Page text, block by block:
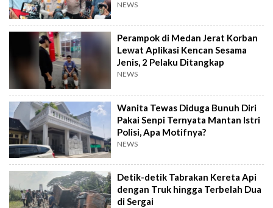
NEWS
Perampok di Medan Jerat Korban
Lewat Aplikasi Kencan Sesama
Jenis, 2 Pelaku Ditangkap
NEWS
Wanita Tewas Diduga Bunuh Diri
Pakai Senpi Ternyata Mantan Istri
Polisi, Apa Motifnya?
NEWS
Detik-detik Tabrakan Kereta Api
dengan Truk hingga Terbelah Dua
di Sergai